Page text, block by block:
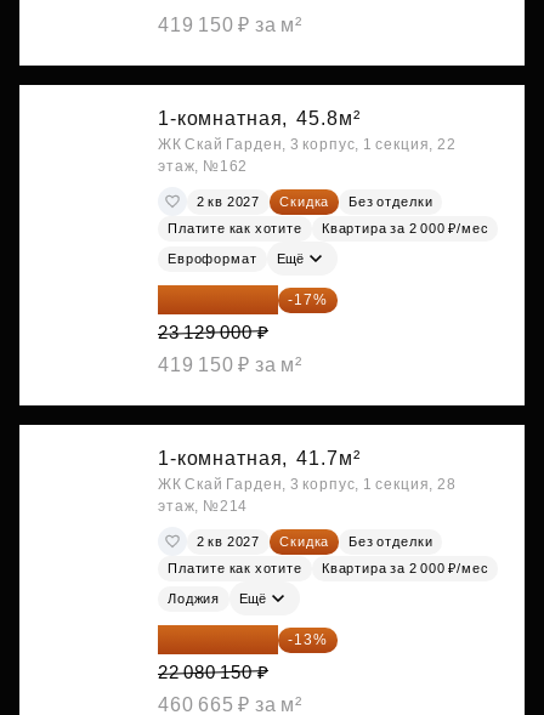
419 150 ₽ за м²
1-комнатная, 45.8м²
ЖК Скай Гарден, 3 корпус, 1 секция, 22
этаж, №162
2 кв 2027 Скидка
Без отделки
Платите как хотите
Квартира за 2 000 ₽/мес
Евроформат Ещё
19 197 070 ₽ -17%
23 129 000 ₽
419 150 ₽ за м²
1-комнатная, 41.7м²
ЖК Скай Гарден, 3 корпус, 1 секция, 28
этаж, №214
2 кв 2027 Скидка
Без отделки
Платите как хотите
Квартира за 2 000 ₽/мес
Лоджия Ещё
19 209 731 ₽ -13%
22 080 150 ₽
460 665 ₽ за м²